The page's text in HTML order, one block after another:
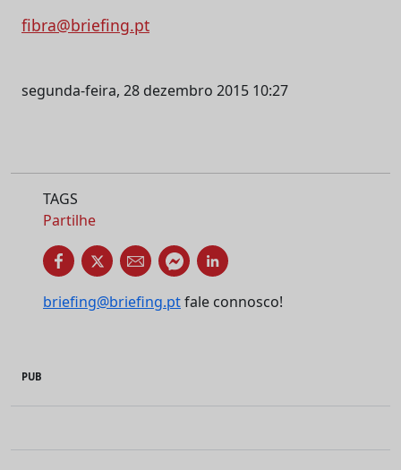
fibra@briefing.pt
segunda-feira, 28 dezembro 2015 10:27
TAGS
Partilhe
briefing@briefing.ptfale connosco!
PUB